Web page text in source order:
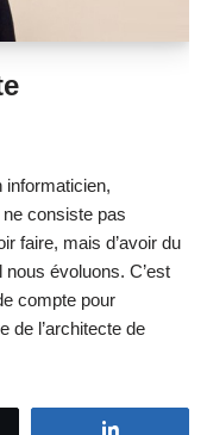
informaticien,
consiste pas
faire, mais d’avoir du
nous évoluons. C’est
compte pour
de l’architecte de